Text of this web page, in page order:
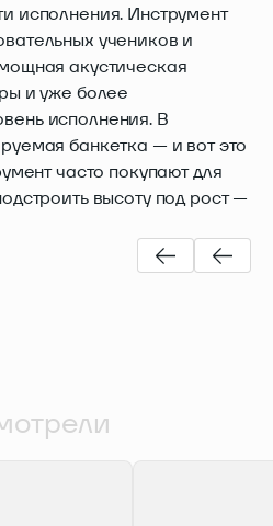
исполнения. Инструмент
учеников и
акустическая
и уже более
исполнения. В
банкетка — и вот это
часто покупают для
высоту под рост —